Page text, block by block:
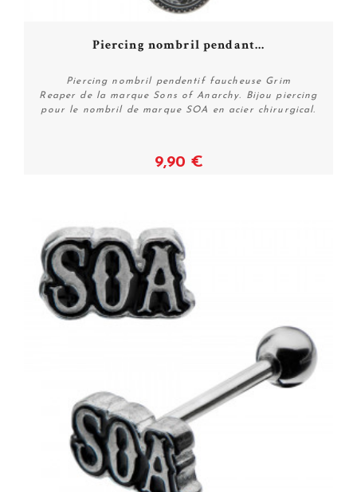
Voir
Piercing nombril pendant...
Piercing nombril pendentif faucheuse Grim
Reaper de la marque Sons of Anarchy. Bijou piercing
pour le nombril de marque SOA en acier chirurgical.
9,90 €